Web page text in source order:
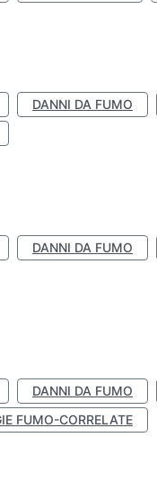
DANNI DA FUMO
DANNI DA FUMO
DANNI DA FUMO
FUMO-CORRELATE